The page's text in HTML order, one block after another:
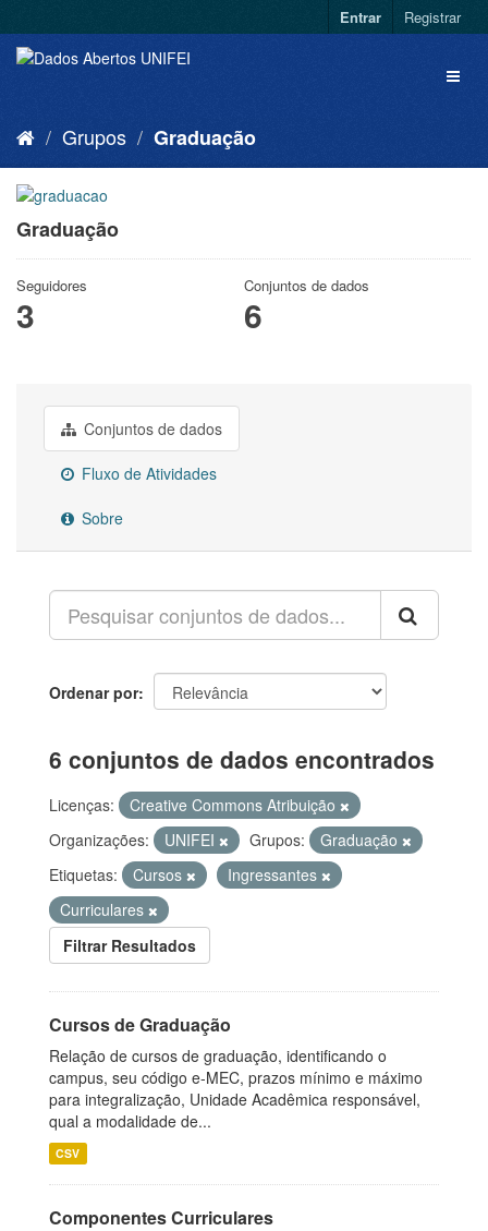
Entrar Registrar
Grupos Graduação
Graduação
Seguidores
3
Conjuntos de dados
6
Conjuntos de dados
Fluxo de Atividades
Sobre
Ordenar por
6 conjuntos de dados encontrados
Licenças:
Creative Commons Atribuição
Organizações:
UNIFEI Grupos:
Graduação
Etiquetas:
Cursos
Ingressantes
Curriculares
Filtrar Resultados
Cursos de Graduação
Relação de cursos de graduação, identificando o
campus, seu código e-MEC, prazos mínimo e máximo
para integralização, Unidade Acadêmica responsável,
qual a modalidade de...
CSV
Componentes Curriculares